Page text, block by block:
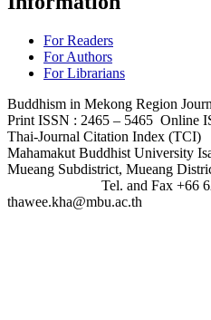
For Readers
For Authors
For Librarians
Buddhism in Mekong Region
Print ISSN : 2465 – 5465 Online
Thai-Journal Citation Index
Mahamakut Buddhist University
Mueang Subdistrict, Mueang
Tel. and Fax +66 6227
thawee.kha@mbu.ac.th